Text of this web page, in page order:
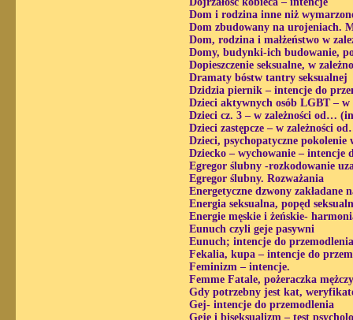
Dom i rodzina inne niż
Dom zbudowany na urojeniach.
Dom, rodzina i małżeństwo w
Domy, budynki-ich budowanie,
Dopieszczenie seksualne, w
Dramaty bóstw tantry seksualnej
Dzidzia piernik – intencje do
Dzieci aktywnych osób LGBT –
Dzieci cz. 3 – w zależności od…
Dzieci zastępcze – w zależności
Dzieci, psychopatyczne
Dziecko – wychowanie – intencje
Egregor ślubny -rozkodowanie
Egregor ślubny. Rozważania
Energetyczne dzwony zakładane
Energia seksualna, popęd
Energie męskie i żeńskie-
Eunuch czyli geje pasywni
Eunuch; intencje do przemodlenia
Fekalia, kupa – intencje do
Feminizm – intencje.
Femme Fatale, pożeraczka
Gdy potrzebny jest kat,
Gej- intencje do przemodlenia
Geje i biseksualizm – test